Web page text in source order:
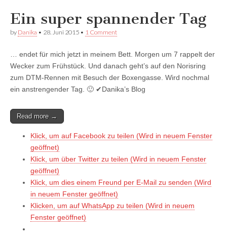
Ein super spannender Tag
by Danika • 28. Juni 2015 • 1 Comment
… endet für mich jetzt in meinem Bett. Morgen um 7 rappelt der
Wecker zum Frühstück. Und danach geht’s auf den Norisring
zum DTM-Rennen mit Besuch der Boxengasse. Wird nochmal
ein anstrengender Tag. 🙂 ✔Danika’s Blog
Read more →
Klick, um auf Facebook zu teilen (Wird in neuem Fenster
geöffnet)
Klick, um über Twitter zu teilen (Wird in neuem Fenster
geöffnet)
Klick, um dies einem Freund per E-Mail zu senden (Wird
in neuem Fenster geöffnet)
Klicken, um auf WhatsApp zu teilen (Wird in neuem
Fenster geöffnet)